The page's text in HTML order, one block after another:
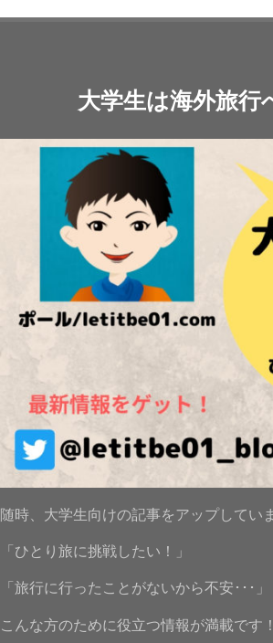
大学生は海外旅行
随時、大学生向けの記事をアップしてい
「ひとり旅に挑戦したい！」
「旅行に行ったことがないから不安･･･」
こんな方のために役立つ情報が満載です